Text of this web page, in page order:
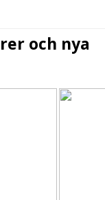
och nya